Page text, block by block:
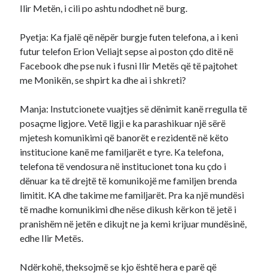
Ilir Metën, i cili po ashtu ndodhet në burg.
Pyetja: Ka fjalë që nëpër burgje futen telefona, a i keni
futur telefon Erion Veliajt sepse ai poston çdo ditë në
Facebook dhe pse nuk i fusni Ilir Metës që të pajtohet
me Monikën, se shpirt ka dhe ai i shkreti?
Manja: Instutcionete vuajtjes së dënimit kanë rregulla të
posaçme ligjore. Vetë ligji e ka parashikuar një sërë
mjetesh komunikimi që banorët e rezidentë në këto
institucione kanë me familjarët e tyre. Ka telefona,
telefona të vendosura në institucionet tona ku çdo i
dënuar ka të drejtë të komunikojë me familjen brenda
limitit. KA dhe takime me familjarët. Pra ka një mundësi
të madhe komunikimi dhe nëse dikush kërkon të jetë i
pranishëm në jetën e dikujt ne ja kemi krijuar mundësinë,
edhe Ilir Metës.
Ndërkohë, theksojmë se kjo është hera e parë që